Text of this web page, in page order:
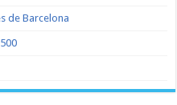
de Barcelona